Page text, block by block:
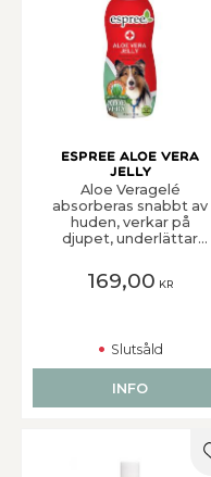
Espree Aloe Vera
Jelly
Aloe Veragelé
absorberas snabbt av
huden, verkar på
djupet, underlättar
Produkten kan
användas på
eller andra lindriga
hudirritationer. Kan
även användas på
169,00 KR
Slutsåld
INFO